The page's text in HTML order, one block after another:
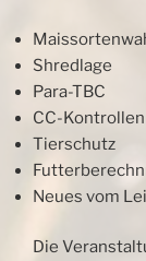
Shredlage
Para-TBC
CC-Kontrollen
Tierschutz
Neues vom
Die